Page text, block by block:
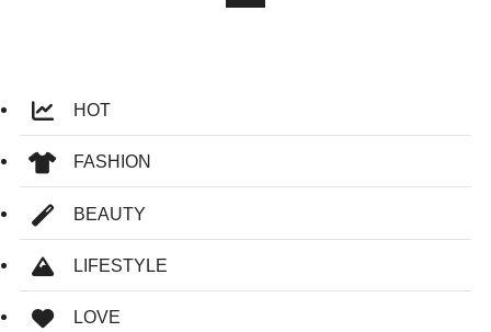
HOT
FASHION
BEAUTY
LIFESTYLE
LOVE